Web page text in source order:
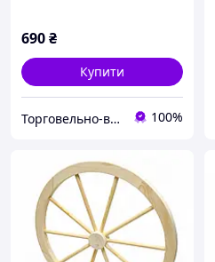
690₴
Купити
Торговельно-виробнича компанія "ДОМЗА" 100%